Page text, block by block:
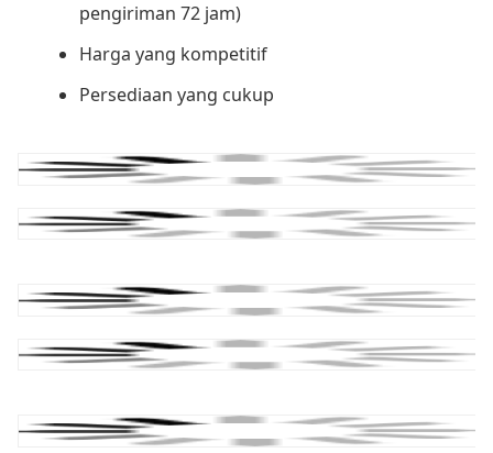
pengiriman 72 jam)
Harga yang kompetitif
Persediaan yang cukup